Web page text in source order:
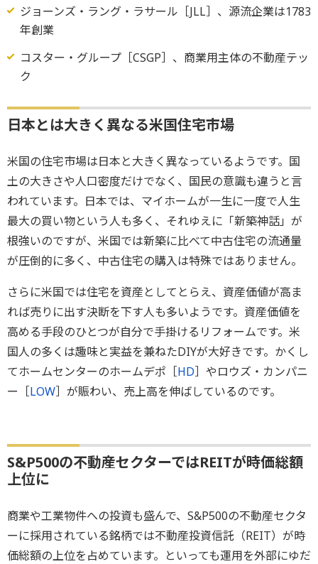
ジョーンズ・ラング・ラサール［JLL］、源流企業は1783
年創業
コスター・グループ［CSGP］、商業用主体の不動産テッ
ク
日本とは大きく異なる米国住宅市場
米国の住宅市場は日本と大きく異なっているようです。国
土の大きさや人口密度だけでなく、国民の意識も違うと言
われています。日本では、マイホームが一生に一度で人生
最大の買い物という人も多く、それゆえに「新築神話」が
根強いのですが、米国では新築に比べて中古住宅の流通量
が圧倒的に多く、中古住宅の購入は特殊ではありません。
さらに米国では住宅を資産としてとらえ、資産価値が高ま
れば売りに出す決断を下す人も多いようです。資産価値を
高める手段のひとつが自分で手掛けるリフォームです。米
国人の多くは趣味と実益を兼ねたDIYが大好きです。かくし
てホームセンターのホームデポ［HD］やロウズ・カンパニ
ー［LOW］が賑わい、売上高を伸ばしているのです。
S&P500の不動産セクターではREITが時価総額
上位に
商業や工業物件への投資も盛んで、S&P500の不動産セクタ
ーに採用されている銘柄では不動産投資信託（REIT）が時
価総額の上位を占めています。といっても運用を外部にゆだ